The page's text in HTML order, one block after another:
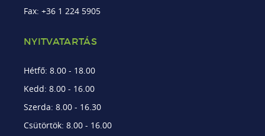
Fax: +36 1 224 5905
NYITVATARTÁS
Hétfő: 8.00 - 18.00
Kedd: 8.00 - 16.00
Szerda: 8.00 - 16.30
Csütörtök: 8.00 - 16.00